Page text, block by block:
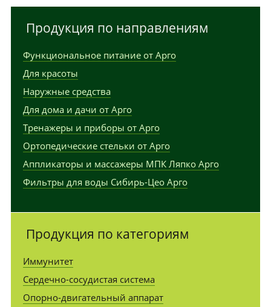
Продукция по направлениям
Функциональное питание от Арго
Для красоты
Наружные средства
Для дома и дачи от Арго
Тренажеры и приборы от Арго
Ортопедические стельки от Арго
Аппликаторы и массажеры МПК Ляпко Арго
Фильтры для воды Сибирь-Цео Арго
Продукция по категориям
Иммунитет
Сердечно-сосудистая система
Опорно-двигательный аппарат